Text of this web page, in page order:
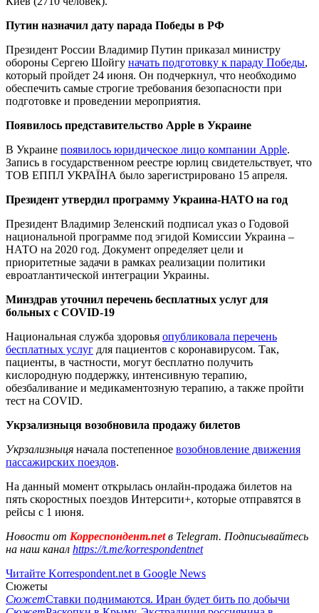
Путин назначил дату парада Победы в РФ
Президент России Владимир Путин приказал министру
обороны Сергею Шойгу начать подготовку к параду Победы,
который пройдет 24 июня. Он подчеркнул, что необходимо
обеспечить самые строгие требования безопасности при
подготовке и проведении мероприятия.
Появилось представительство Apple в Украине
В Украине появилось юридическое лицо компании Apple.
Запись в государственном реестре юрлиц свидетельствует, что
ТОВ ЕППЛ УКРАЇНА было зарегистрировано 15 апреля.
Президент утвердил программу Украина-НАТО на год
Президент Владимир Зеленский подписал указ о Годовой
национальной программе под эгидой Комиссии Украина –
НАТО на 2020 год. Документ определяет цели и
приоритетные задачи в рамках реализации политики
евроатлантической интеграции Украины.
Минздрав уточнил перечень бесплатных услуг для
больных с COVID-19
Национальная служба здоровья опубликовала перечень
бесплатных услуг для пациентов с коронавирусом. Так,
пациенты, в частности, могут бесплатно получить
кислородную поддержку, интенсивную терапию,
обезбаливание и медикаментозную терапию, а также пройти
тест на COVID.
Укрзализныця возобновила продажу билетов
Укрзализныця начала постепенное возобновление движения
пассажирских поездов.
На данный момент открылась онлайн-продажа билетов на
пять скоростных поездов Интерсити+, которые отправятся в
рейсы с 1 июня.
Новости от Корреспондент.netв Telegram. Подписывайтесь
на наш канал https://t.me/korrespondentnet
Читайте Korrespondent.net в Google News
Сюжеты
СюжетСтавки поднимаются. Иран будет бить по добычи